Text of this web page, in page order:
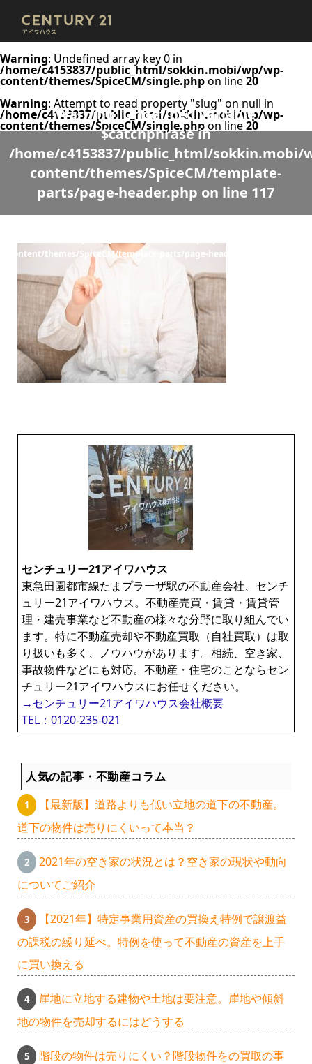
Warning: Undefined array key 0 in
/home/c4153837/public_html/sokkin.mobi/wp/wp-
content/themes/SpiceCM/single.phpon line20
Warning: Attempt to read property "slug" on null in
/home/c4153837/public_html/sokkin.mobi/wp/wp-
content/themes/SpiceCM/single.phpon line20
Warning: Undefined variable
$catchphrase in
/home/c4153837/public_html/sokkin.mobi/
content/themes/SpiceCM/template-
parts/page-header.php on line 117
content/themes/SpiceCM/template-parts/page-header.php
センチュリー21アイワハウス
東急田園都市線たまプラーザ駅の不動産会社、センチ
ュリー21アイワハウス。不動産売買・賃貸・賃貸管
理・建売事業など不動産の様々な分野に取り組んでい
ます。特に不動産売却や不動産買取（自社買取）は取
り扱いも多く、ノウハウがあります。相続、空き家、
事故物件などにも対応。不動産・住宅のことならセン
チュリー21アイワハウスにお任せください。
→センチュリー21アイワハウス会社概要
TEL：0120-235-021
人気の記事・不動産コラム
【最新版】道路よりも低い立地の道下の不動産。
道下の物件は売りにくいって本当？
2021年の空き家の状況とは？空き家の現状や動向
についてご紹介
【2021年】特定事業用資産の買換え特例で譲渡益
の課税の繰り延べ。特例を使って不動産の資産を上手
に買い換える
崖地に立地する建物や土地は要注意。崖地や傾斜
地の物件を売却するにはどうする
階段の物件は売りにくい？階段物件をの買取の事